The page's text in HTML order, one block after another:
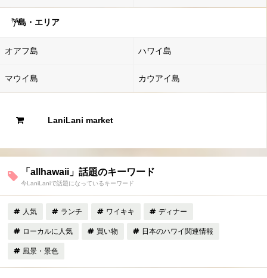
島・エリア
オアフ島 ハワイ島
マウイ島 カウアイ島
LaniLani market
「allhawaii」話題のキーワード
今LaniLaniで話題になっているキーワード
人気 ランチ ワイキキ ディナー
ローカルに人気 買い物 日本のハワイ関連情報
風景・景色